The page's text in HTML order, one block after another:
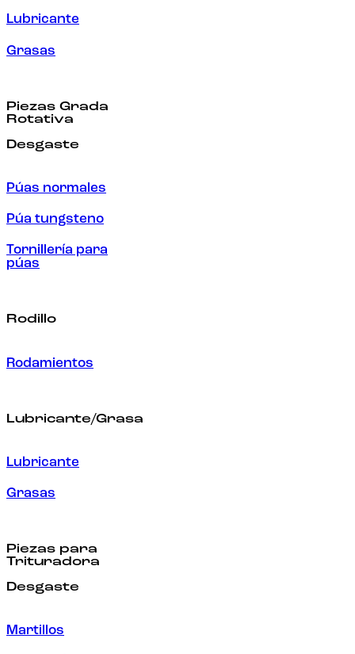
Lubricante
Grasas
Piezas Grada
Rotativa
Desgaste
Púas normales
Púa tungsteno
Tornillería para
púas
Rodillo
Rodamientos
Lubricante/Grasa
Lubricante
Grasas
Piezas para
Trituradora
Desgaste
Martillos